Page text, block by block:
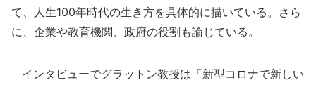
て、人生100年時代の生き方を具体的に描いている。さら
に、企業や教育機関、政府の役割も論じている。
インタビューでグラットン教授は「新型コロナで新しい